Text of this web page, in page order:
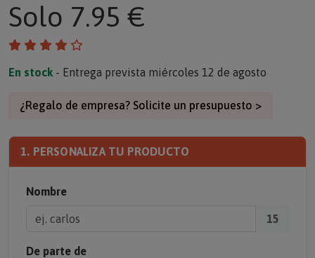
Solo 7.95 €
En stock - Entrega prevista miércoles 12 de agosto
¿Regalo de empresa? Solicite un presupuesto >
1. PERSONALIZA TU PRODUCTO
Nombre
15
De parte de